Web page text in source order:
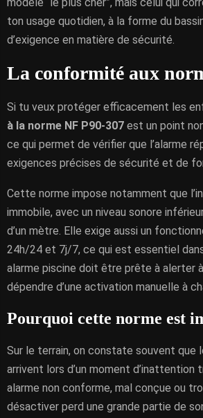
ton usage quotidien, à la forme du
d’exigence en matière de sécurité.
La conformité aux
Si tu veux protéger efficacement les
à la norme NF P90-307 est un point
ce qui permet de vérifier que l’alarme
exigences précises de sécurité et de
Cette norme impose notamment que
immobile, avec un niveau sonore
d’un mètre. Elle exige aussi un
24h/24 et 7j/7, ce qui est essentiel
alarme piscine doit être prête à alerter
dépendre d’une activation manuelle à
Pourquoi cette norme est
Sur le terrain, on constate souvent que
arrivent lors d’un moment d’inattention
alarme non conforme, mal conçue ou
désactiver perd une grande partie de